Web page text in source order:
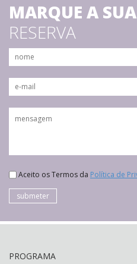
MARQUE A SUA
RESERVA
Aceito os Termos da Política de
submeter
PROGRAMA